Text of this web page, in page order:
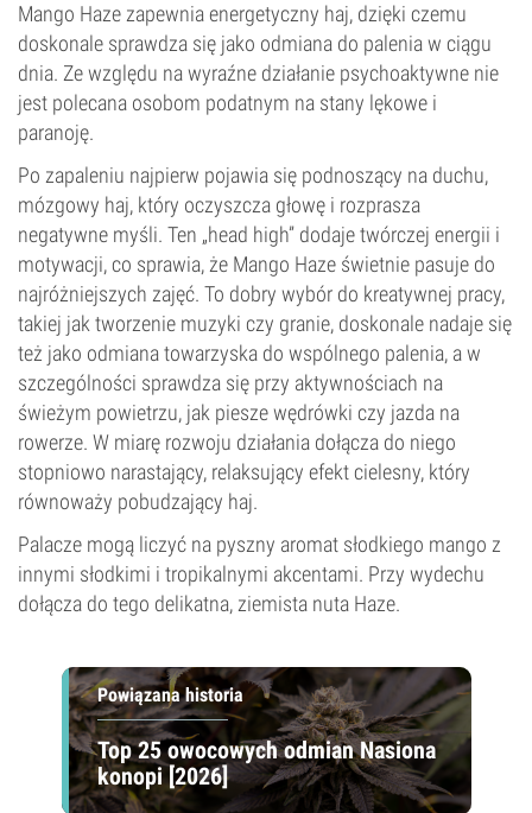
Mango Haze zapewnia energetyczny haj, dzięki czemu
doskonale sprawdza się jako odmiana do palenia w ciągu
dnia. Ze względu na wyraźne działanie psychoaktywne nie
jest polecana osobom podatnym na stany lękowe i
paranoję.
Po zapaleniu najpierw pojawia się podnoszący na duchu,
mózgowy haj, który oczyszcza głowę i rozprasza
negatywne myśli. Ten „head high” dodaje twórczej energii i
motywacji, co sprawia, że Mango Haze świetnie pasuje do
najróżniejszych zajęć. To dobry wybór do kreatywnej pracy,
takiej jak tworzenie muzyki czy granie, doskonale nadaje się
też jako odmiana towarzyska do wspólnego palenia, a w
szczególności sprawdza się przy aktywnościach na
świeżym powietrzu, jak piesze wędrówki czy jazda na
rowerze. W miarę rozwoju działania dołącza do niego
stopniowo narastający, relaksujący efekt cielesny, który
równoważy pobudzający haj.
Palacze mogą liczyć na pyszny aromat słodkiego mango z
innymi słodkimi i tropikalnymi akcentami. Przy wydechu
dołącza do tego delikatna, ziemista nuta Haze.
Powiązana historia
Top 25 owocowych odmian Nasiona
konopi [2026]